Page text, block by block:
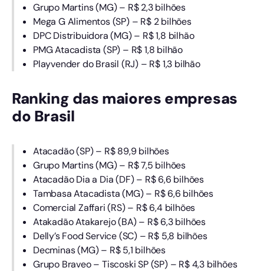
Grupo Martins (MG) – R$ 2,3 bilhões
Mega G Alimentos (SP) – R$ 2 bilhões
DPC Distribuidora (MG) – R$ 1,8 bilhão
PMG Atacadista (SP) – R$ 1,8 bilhão
Playvender do Brasil (RJ) – R$ 1,3 bilhão
Ranking das maiores empresas
do Brasil
Atacadão (SP) – R$ 89,9 bilhões
Grupo Martins (MG) – R$ 7,5 bilhões
Atacadão Dia a Dia (DF) – R$ 6,6 bilhões
Tambasa Atacadista (MG) – R$ 6,6 bilhões
Comercial Zaffari (RS) – R$ 6,4 bilhões
Atakadão Atakarejo (BA) – R$ 6,3 bilhões
Delly’s Food Service (SC) – R$ 5,8 bilhões
Decminas (MG) – R$ 5,1 bilhões
Grupo Braveo – Tiscoski SP (SP) – R$ 4,3 bilhões